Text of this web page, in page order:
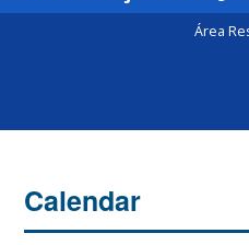
Área
Calendar
04:00